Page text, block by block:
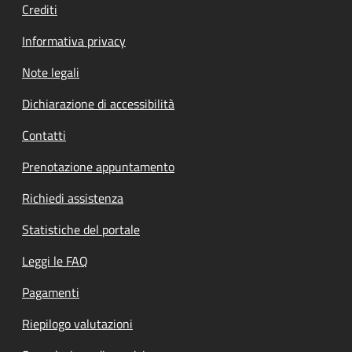
Crediti
Informativa privacy
Note legali
Dichiarazione di accessibilità
Contatti
Prenotazione appuntamento
Richiedi assistenza
Statistiche del portale
Leggi le FAQ
Pagamenti
Riepilogo valutazioni